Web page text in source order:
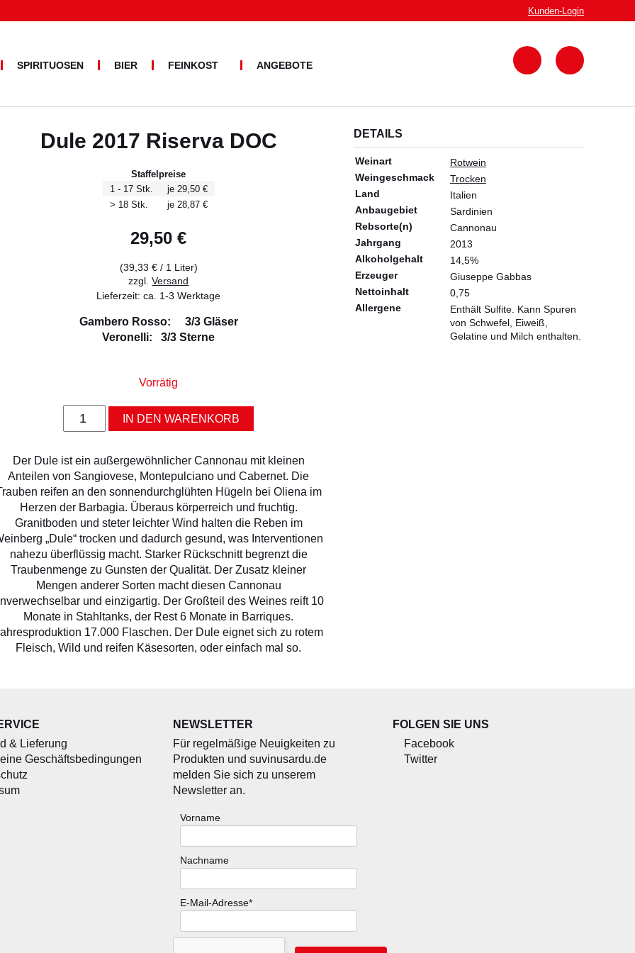
SPIRITUOSEN BIER FEINKOST ANGEBOTE
Zum
Warenkorb
Kunden-Login
Dule 2017 Riserva DOC
Staffelpreise
1 - 17 Stk.
je 29,50 €
> 18 Stk.
je 28,87 €
29,50€
(39,33 €/ 1 Liter)
zzgl.Versand
Lieferzeit: ca. 1-3 Werktage
Gambero Rosso: 3/3 Gläser
Veronelli: 3/3 Sterne
Vorrätig
Dule
DOC
Menge
IN DEN WARENKORB
Der Dule ist ein außergewöhnlicher Cannonau mit kleinen
Anteilen von Sangiovese, Montepulciano und Cabernet. Die
reifen an den sonnendurchglühten Hügeln bei Oliena im
Herzen der Barbagia. Überaus körperreich und fruchtig.
Granitboden und steter leichter Wind halten die Reben im
„Dule“ trocken und dadurch gesund, was Interventionen
nahezu überflüssig macht. Starker Rückschnitt begrenzt die
Traubenmenge zu Gunsten der Qualität. Der Zusatz kleiner
Mengen anderer Sorten macht diesen Cannonau
und einzigartig. Der Großteil des Weines reift 10
Monate in Stahltanks, der Rest 6 Monate in Barriques.
17.000 Flaschen. Der Dule eignet sich zu rotem
Fleisch, Wild und reifen Käsesorten, oder einfach mal so.
DETAILS
Weinart
Rotwein
Weingeschmack
Trocken
Land
Italien
Anbaugebiet
Sardinien
Rebsorte(n)
Cannonau
Jahrgang
2013
Alkoholgehalt
14,5%
Erzeuger
Giuseppe Gabbas
Nettoinhalt
0,75
Allergene
Enthält Sulfite. Kann Spuren
von Schwefel, Eiweiß,
Gelatine und Milch enthalten.
& Lieferung
Geschäftsbedingungen
NEWSLETTER
Für regelmäßige Neuigkeiten zu
Produkten und suvinusardu.de
melden Sie sich zu unserem
Newsletter an.
Vorname
Nachname
E-Mail-Adresse*
FOLGEN SIE UNS
Facebook
Twitter